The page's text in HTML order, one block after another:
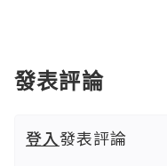
發表評論
登入發表評論